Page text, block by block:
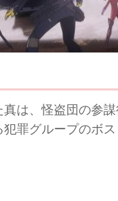
は、怪盗団の参
罪グループのボ